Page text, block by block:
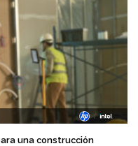
una construcción